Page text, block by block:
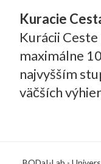
Kuracie
Kurácii
maximálne
najvyšším
väčších